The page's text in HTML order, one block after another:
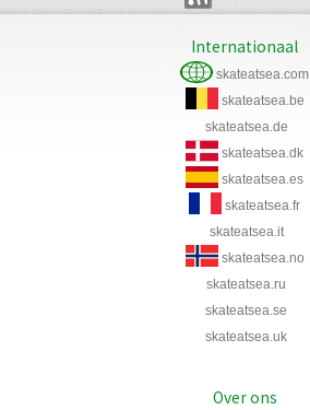
Internationaal
skateatsea.com
skateatsea.be
skateatsea.de
skateatsea.dk
skateatsea.es
skateatsea.fr
skateatsea.it
skateatsea.no
skateatsea.ru
skateatsea.se
skateatsea.uk
Over ons